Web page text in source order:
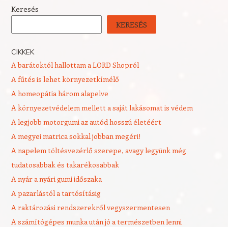
Keresés
KERESÉS
CIKKEK
A barátoktól hallottam a LORD Shopról
A fűtés is lehet környezetkímélő
A homeopátia három alapelve
A környezetvédelem mellett a saját lakásomat is védem
A legjobb motorgumi az autód hosszú életéért
A megyei matrica sokkal jobban megéri!
A napelem töltésvezérlő szerepe, avagy legyünk még
tudatosabbak és takarékosabbak
A nyár a nyári gumi időszaka
A pazarlástól a tartósításig
A raktározási rendszerekről vegyszermentesen
A számítógépes munka után jó a természetben lenni